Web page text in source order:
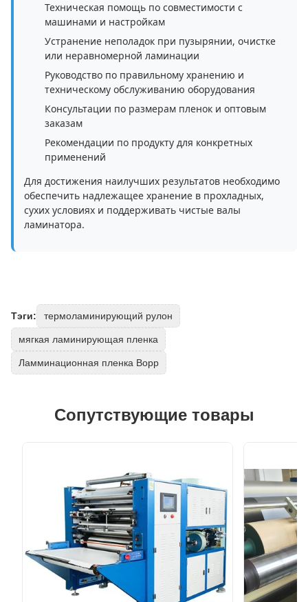
Техническая помощь по совместимости с
машинами и настройкам
Устранение неполадок при пузырянии, очистке
или неравномерной ламинации
Руководство по правильному хранению и
техническому обслуживанию оборудования
Консультации по размерам пленок и оптовым
заказам
Рекомендации по продукту для конкретных
применений
Для достижения наилучших результатов необходимо
обеспечить надлежащее хранение в прохладных,
сухих условиях и поддерживать чистые валы
ламинатора.
Тэги: термоламинирующий рулон
мягкая ламинирующая пленка
Ламминационная пленка Bopp
Сопутствующие товары